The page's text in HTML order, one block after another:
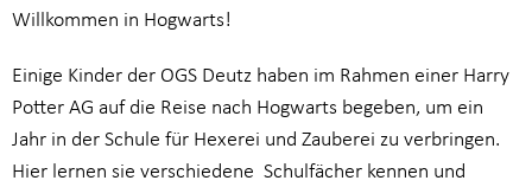
Willkommen in Hogwarts!
Einige Kinder der OGS Deutz haben im Rahmen einer Harry
Potter AG auf die Reise nach Hogwarts begeben, um ein
Jahr in der Schule für Hexerei und Zauberei zu verbringen.
Hier lernen sie verschiedene Schulfächer kennen und